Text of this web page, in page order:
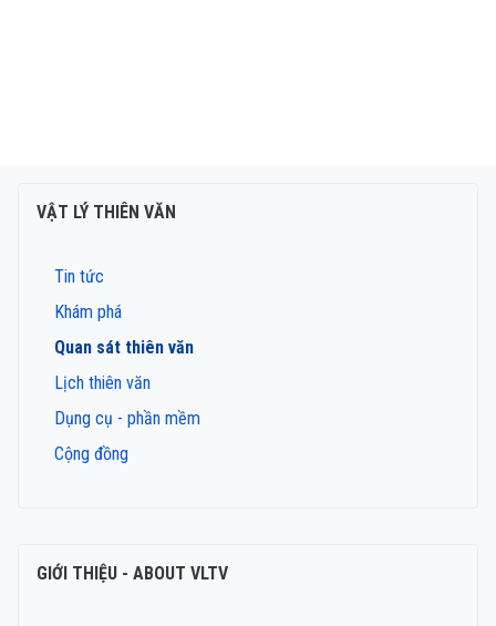
VẬT LÝ THIÊN VĂN
Tin tức
Khám phá
Quan sát thiên văn
Lịch thiên văn
Dụng cụ - phần mềm
Cộng đồng
GIỚI THIỆU - ABOUT VLTV